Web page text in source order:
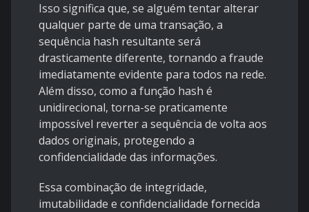
Isso significa que, se alguém tentar alterar
qualquer parte de uma transação, a
sequência hash resultante será
drasticamente diferente, tornando a fraude
imediatamente evidente para todos na rede.
Além disso, como a função hash é
unidirecional, torna-se praticamente
impossível reverter a sequência de volta aos
dados originais, protegendo a
confidencialidade das informações.
Essa combinação de integridade,
imutabilidade e confidencialidade fornecida